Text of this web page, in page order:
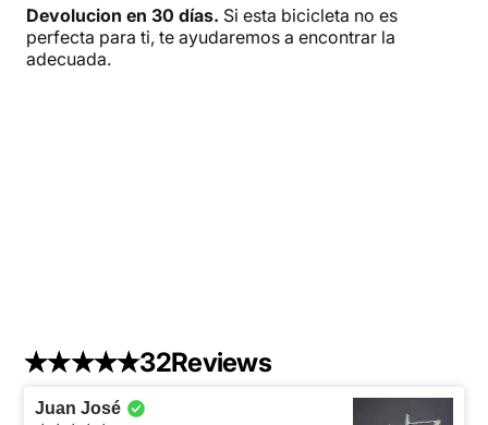
Devolucion en 30 días. Si esta bicicleta no es
perfecta para ti, te ayudaremos a encontrar la
adecuada.
32Reviews
Juan José